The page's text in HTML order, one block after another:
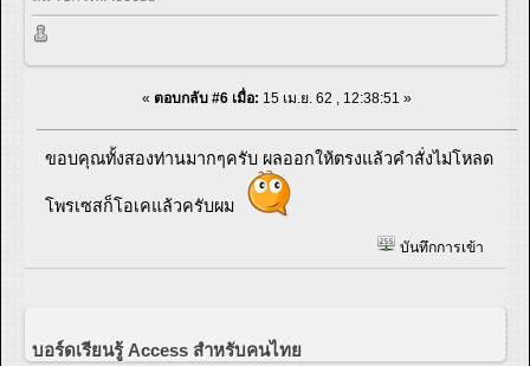
« ตอบกลับ #6 เมื่อ: 15 เม.ย. 62 , 12:38:51 »
ขอบคุณทั้งสองท่านมากๆครับ ผลออกให้ตรงแล้วคำสั่งไม่โหลด
โพรเซสก็โอเคแล้วครับผม
บันทึกการเข้า
บอร์ดเรียนรู้ Access สำหรับคนไทย